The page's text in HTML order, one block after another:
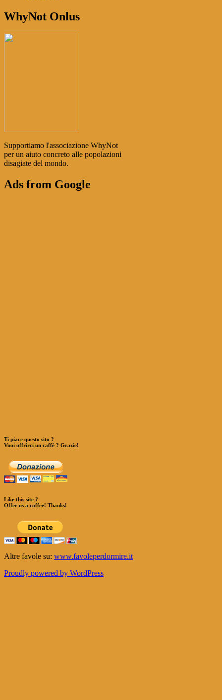
WhyNot Onlus
Supportiamo l'associazione WhyNot
per un aiuto concreto alle popolazioni
disagiate del mondo.
Ads from Google
Ti piace questo sito ?
Vuoi offrirci un caffè ? Grazie!
Like this site ?
Offer us a coffee! Thanks!
Altre favole su: www.favoleperdormire.it
Proudly powered by WordPress